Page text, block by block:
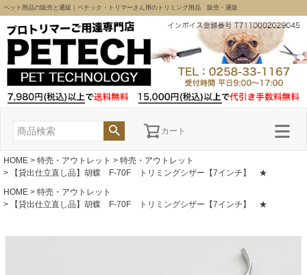
ペット用品の販売と通販｜ペテック・トリマーさん用のトリミング用品 販売・通販
カート
HOME 特売・アウトレット
特売・アウトレット
【貸出仕立直し品】胡蝶 F-70F トリミングシザー【7インチ】 ★
HOME
特売・アウトレット
【貸出仕立直し品】胡蝶 F-70F トリミングシザー【7インチ】 ★